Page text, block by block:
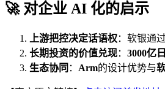
🚀 对企业 AI 化的启示
上游把控决定话语权：软银通过
长期投资的价值兑现： 3000亿
生态协同 ： Arm的设计优势与